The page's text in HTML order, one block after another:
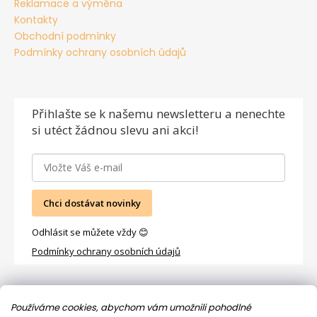
Používáme cookies, abychom vám umožnili pohodlné
Reklamace a výměna
Kontakty
Obchodní podmínky
Podmínky ochrany osobních údajů
Přihlašte se k našemu newsletteru a nenechte
si utéct žádnou slevu ani akci!
Chci dostávat novinky
Odhlásit se můžete vždy 😊
Podmínky ochrany osobních údajů
Facebook